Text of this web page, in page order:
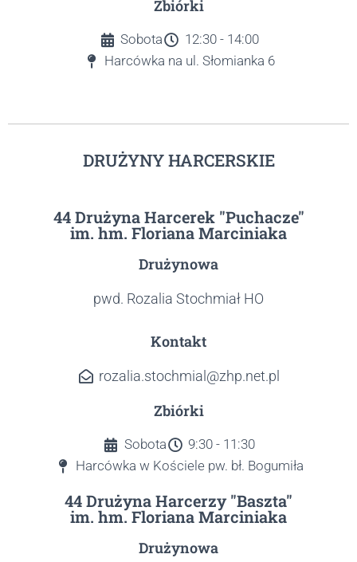
Zbiórki
Sobota
12:30 - 14:00
Harcówka na ul. Słomianka 6
DRUŻYNY HARCERSKIE
44 Drużyna Harcerek "Puchacze"
im. hm. Floriana Marciniaka
Drużynowa
pwd. Rozalia Stochmiał HO
Kontakt
rozalia.stochmial@zhp.net.pl
Zbiórki
Sobota
9:30 - 11:30
Harcówka w Kościele pw. bł. Bogumiła
44 Drużyna Harcerzy "Baszta"
im. hm. Floriana Marciniaka
Drużynowa